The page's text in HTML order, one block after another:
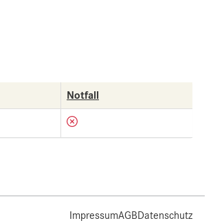
Notfall
ImpressumAGBDatenschutz